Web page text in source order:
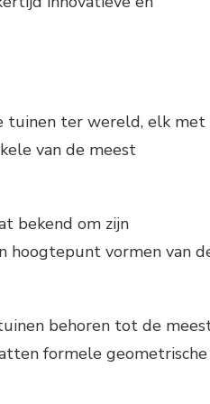
tuinen ter wereld, elk met
van de meest
bekend om zijn
hoogtepunt vormen van
behoren tot de
formele geometrische